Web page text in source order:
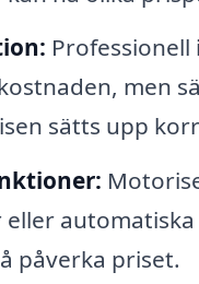
men
sätts upp
eller
påverka priset.